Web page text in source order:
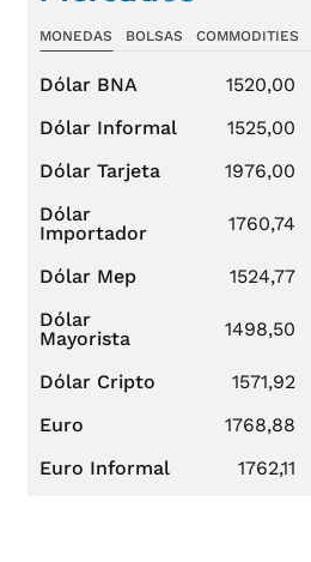
MONEDAS BOLSAS COMMODITIES
Dólar BNA 1520,00
Dólar Informal
1525,00
Dólar Tarjeta
1976,00
Dólar
Importador
1760,74
Dólar Mep 1524,77
Dólar
Mayorista
1498,50
Dólar Cripto 1571,92
Euro
1768,88
Euro Informal
1762,11